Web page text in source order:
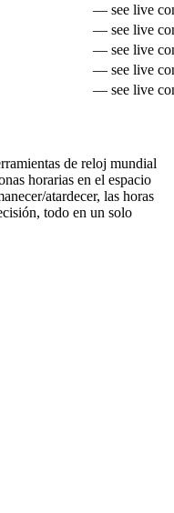
— see live
— see live
— see live
— see live
— see live
de reloj mundial
horarias en el espacio
atardecer, las horas
todo en un solo